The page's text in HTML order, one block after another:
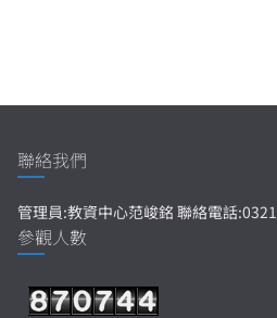
聯絡我們
管理員:教資中心范峻銘 聯絡電話
參觀人數